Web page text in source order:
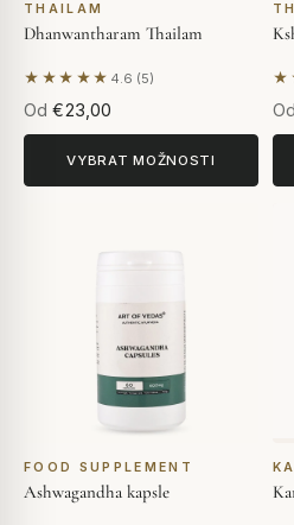
THAILAM
Dhanwantharam Thailam
★★★★★ 4.6 (5)
Na základě 5 hodnocení
Od €23,00
VYBRAT MOŽNOSTI
Od
FOOD SUPPLEMENT
Ashwagandha kapsle